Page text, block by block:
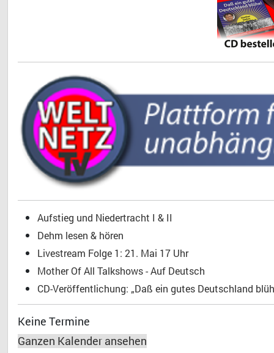
Aufstieg und Niedertracht I & II
Dehm lesen & hören
Livestream Folge 1: 21. Mai 17 Uhr
Mother Of All Talkshows - Auf Deutsch
CD-Veröffentlichung: „Daß ein gutes Deutschland
Keine Termine
Ganzen Kalender ansehen